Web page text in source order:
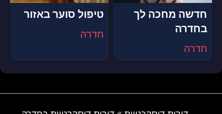
חדשה מחכה לך
בחדרה
חדרה
טיפול סוער באזור
חדרה